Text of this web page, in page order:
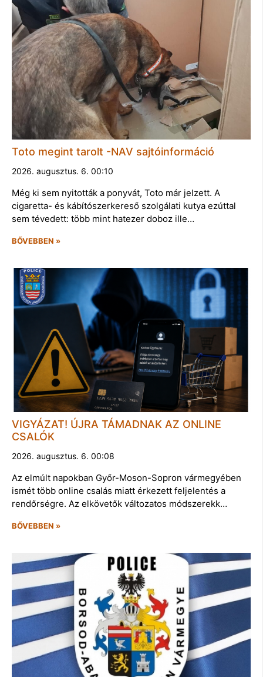
Toto megint tarolt -NAV sajtóinformáció
2026. augusztus. 6. 00:10
Még ki sem nyitották a ponyvát, Toto már jelzett. A
cigaretta- és kábítószerkereső szolgálati kutya ezúttal
sem tévedett: több mint hatezer doboz ille…
BŐVEBBEN »
VIGYÁZAT! ÚJRA TÁMADNAK AZ ONLINE
CSALÓK
2026. augusztus. 6. 00:08
Az elmúlt napokban Győr-Moson-Sopron vármegyében
ismét több online csalás miatt érkezett feljelentés a
rendőrségre. Az elkövetők változatos módszerekk…
BŐVEBBEN »